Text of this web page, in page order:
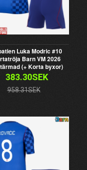
Luka Modric #10
Barn VM 2026
(+ Korta byxor)
383.30SEK
958.31SEK